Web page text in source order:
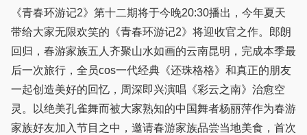
《青春环游记2》第十二期将于今晚20:30播出，今年夏天
带给大家无限欢笑的《青春环游记2》将迎收官之作。郎朗
回归，春游家族五人齐聚山水如画的云南昆明，完成本季最
后一次旅行，全员cos一代经典《还珠格格》和真正的朋友
一起创造美好的回忆，周深即兴演唱《彩云之南》治愈空
灵。以绝美孔雀舞而被大家熟知的中国舞者杨丽萍作为春游
家族好友加入节目之中，邀请春游家族品尝当地美食，首次